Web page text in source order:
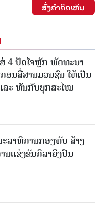
ສົ່ງຄໍາຄິດເຫັນ
4 ປັດໄຈຫຼັກ ພັດທະນາ
ອນສື່ສານມວນຊົນ ໃຫ້ເປັນ
ລະ ທັນກັບຍຸກສະໄໝ
ລາທິການກອງທັບ ສ້າງ
ນແຂ່ງຂັນກິລາຍິງປືນ